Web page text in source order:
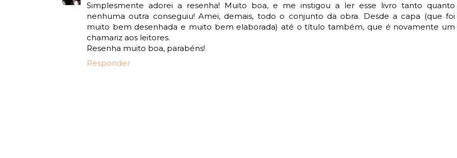
Simplesmente adorei a resenha! Muito boa, e me instigou a ler esse livro tanto quanto
nenhuma outra conseguiu! Amei, demais, todo o conjunto da obra. Desde a capa (que foi
muito bem desenhada e muito bem elaborada) até o título também, que é novamente um
chamariz aos leitores.
Resenha muito boa, parabéns!
Responder